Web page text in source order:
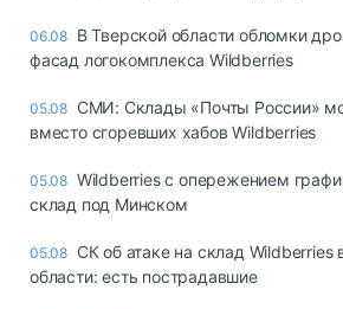
06.08 В Тверской области обломки
фасад логокомплекса Wildberries
05.08 СМИ: Склады «Почты России»
вместо сгоревших хабов Wildberries
05.08 Wildberries с опережением
склад под Минском
05.08 СК об атаке на склад Wildberries
области: есть пострадавшие